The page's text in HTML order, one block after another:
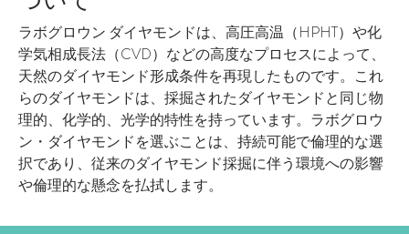
ラボグロウン ダイヤモンドは、高圧高温（HPHT）や化
学気相成長法（CVD）などの高度なプロセスによって、
天然のダイヤモンド形成条件を再現したものです。これ
らのダイヤモンドは、採掘されたダイヤモンドと同じ物
理的、化学的、光学的特性を持っています。ラボグロウ
ン・ダイヤモンドを選ぶことは、持続可能で倫理的な選
択であり、従来のダイヤモンド採掘に伴う環境への影響
や倫理的な懸念を払拭します。